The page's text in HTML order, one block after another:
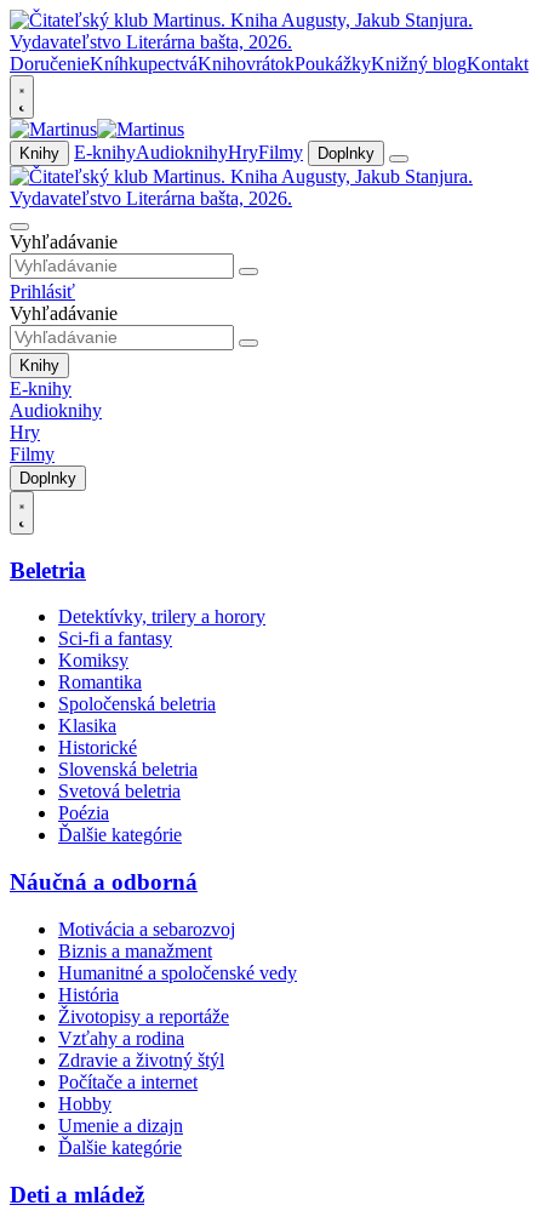
DoručenieKníhkupectváKnihovrátokPoukážkyKnižný blogKontakt
Knihy E-knihyAudioknihyHryFilmy Doplnky
Vyhľadávanie
Prihlásiť
Vyhľadávanie
Knihy
E-knihy
Audioknihy
Hry
Filmy
Doplnky
Beletria
Detektívky, trilery a horory
Sci-fi a fantasy
Komiksy
Romantika
Spoločenská beletria
Klasika
Historické
Slovenská beletria
Svetová beletria
Poézia
Ďalšie kategórie
Náučná a odborná
Motivácia a sebarozvoj
Biznis a manažment
Humanitné a spoločenské vedy
História
Životopisy a reportáže
Vzťahy a rodina
Zdravie a životný štýl
Počítače a internet
Hobby
Umenie a dizajn
Ďalšie kategórie
Deti a mládež